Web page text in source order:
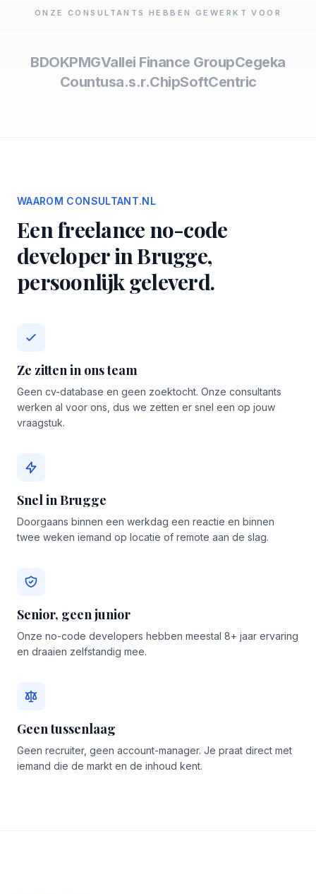
ONZE CONSULTANTS HEBBEN GEWERKT VOOR
BDOKPMGVallei Finance GroupCegeka
Countusa.s.r.ChipSoftCentric
WAAROM CONSULTANT.NL
Een freelance no-code
developer in Brugge,
persoonlijk geleverd.
Ze zitten in ons team
Geen cv-database en geen zoektocht. Onze consultants
werken al voor ons, dus we zetten er snel een op jouw
vraagstuk.
Snel in Brugge
Doorgaans binnen een werkdag een reactie en binnen
twee weken iemand op locatie of remote aan de slag.
Senior, geen junior
Onze no-code developers hebben meestal 8+ jaar ervaring
en draaien zelfstandig mee.
Geen tussenlaag
Geen recruiter, geen account-manager. Je praat direct met
iemand die de markt en de inhoud kent.